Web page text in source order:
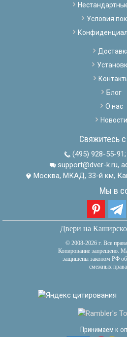
Условия
Блог
О нас
Новости
Свяжитесь
(495) 928-55-91;
support@dver-k.ru,
Москва, МКАД, 33-й км,
Мы в
Двери на
© 2008-2026 г. Все
Копирование запрещено.
защищены законом РФ об
смежных
Принимаем к